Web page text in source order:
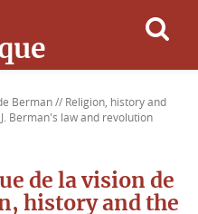
Berman // Religion, history and
Berman's law and revolution
de la vision de
history and the